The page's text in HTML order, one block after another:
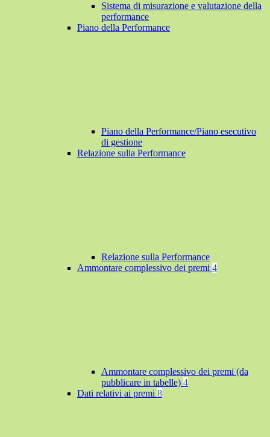
Sistema di misurazione e valutazione della
performance
Piano della Performance
Piano della Performance/Piano esecutivo
di gestione
Relazione sulla Performance
Relazione sulla Performance
Ammontare complessivo dei premi 4
Ammontare complessivo dei premi (da
pubblicare in tabelle) 4
Dati relativi ai premi 8